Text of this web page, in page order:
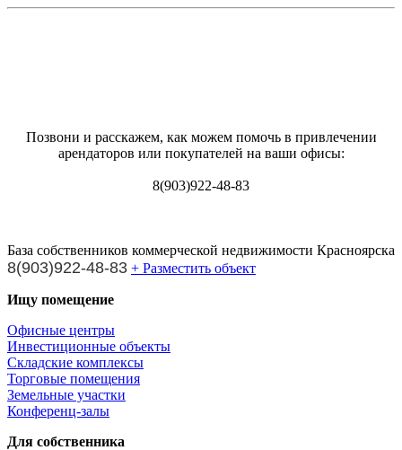
Позвони и расскажем, как можем помочь в привлечении
арендаторов или покупателей на ваши офисы:
8(903)922-48-83
База собственников коммерческой недвижимости Красноярска
8(903)922-48-83 + Разместить объект
Ищу помещение
Офисные центры
Инвестиционные объекты
Складские комплексы
Торговые помещения
Земельные участки
Конференц-залы
Для собственника